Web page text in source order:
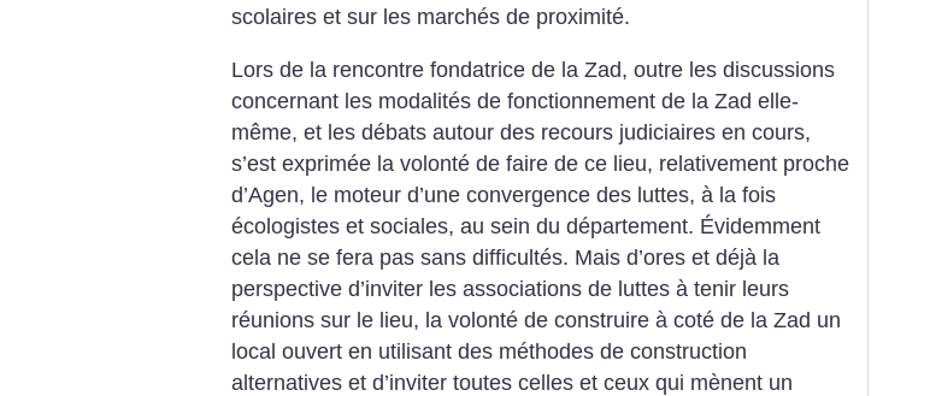
scolaires et sur les marchés de proximité.
Lors de la rencontre fondatrice de la Zad, outre les discussions
concernant les modalités de fonctionnement de la Zad elle-
même, et les débats autour des recours judiciaires en cours,
s’est exprimée la volonté de faire de ce lieu, relativement proche
d’Agen, le moteur d’une convergence des luttes, à la fois
écologistes et sociales, au sein du département. Évidemment
cela ne se fera pas sans difficultés. Mais d’ores et déjà la
perspective d’inviter les associations de luttes à tenir leurs
réunions sur le lieu, la volonté de construire à coté de la Zad un
local ouvert en utilisant des méthodes de construction
alternatives et d’inviter toutes celles et ceux qui mènent un